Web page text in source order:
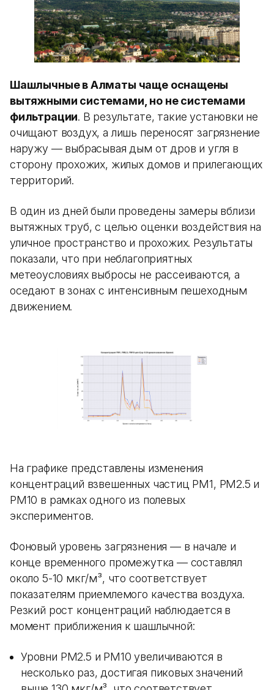
Шашлычные в Алматы чаще оснащены
вытяжными системами, но не системами
фильтрации. В результате, такие установки не
очищают воздух, а лишь переносят загрязнение
наружу — выбрасывая дым от дров и угля в
сторону прохожих, жилых домов и прилегающих
территорий.
В один из дней были проведены замеры вблизи
вытяжных труб, с целью оценки воздействия на
уличное пространство и прохожих. Результаты
показали, что при неблагоприятных
метеоусловиях выбросы не рассеиваются, а
оседают в зонах с интенсивным пешеходным
движением.
На графике представлены изменения
концентраций взвешенных частиц PM1, PM2.5 и
PM10 в рамках одного из полевых
экспериментов.
Фоновый уровень загрязнения — в начале и
конце временного промежутка — составлял
около 5-10 мкг/м³, что соответствует
показателям приемлемого качества воздуха.
Резкий рост концентраций наблюдается в
момент приближения к шашлычной:
Уровни PM2.5 и PM10 увеличиваются в
несколько раз, достигая пиковых значений